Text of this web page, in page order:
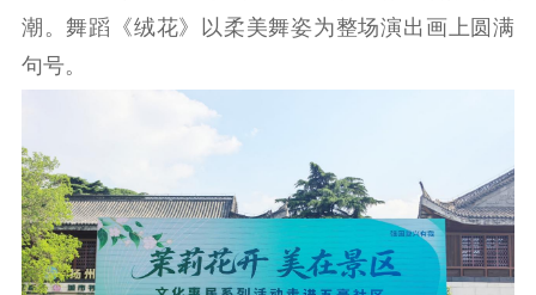
精神文明
文明创建
社会宣传
思想政治教育 爱国主义教育
全民国防教育
红色资源保护利
用
潮。舞蹈《绒花》以柔美舞姿为整场演出画上圆满
句号。